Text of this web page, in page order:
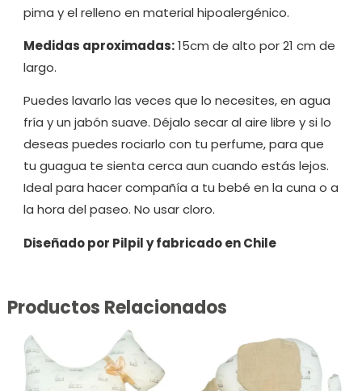
pima y el relleno en material hipoalergénico.
Medidas aproximadas:15cm de alto por 21 cm de
largo.
Puedes lavarlo las veces que lo necesites, en agua
fría y un jabón suave. Déjalo secar al aire libre y si lo
deseas puedes rociarlo con tu perfume, para que
tu guagua te sienta cerca aun cuando estás lejos.
Ideal para hacer compañía a tu bebé en la cuna o a
la hora del paseo. No usar cloro.
Diseñado por Pilpil y fabricado en Chile
Productos Relacionados